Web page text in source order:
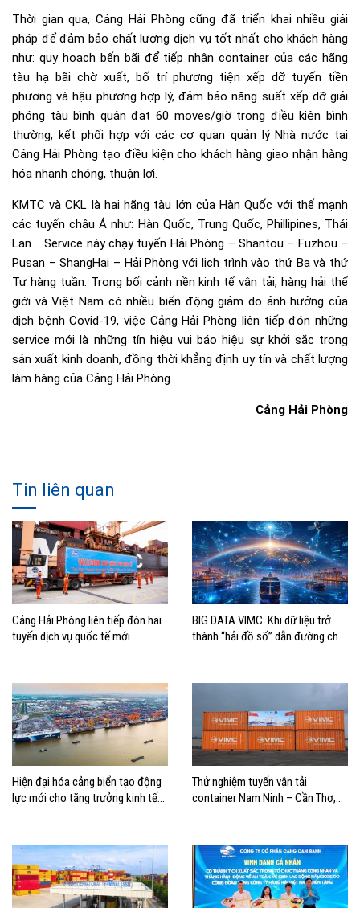
Thời gian qua, Cảng Hải Phòng cũng đã triển khai nhiều giải
pháp để đảm bảo chất lượng dịch vụ tốt nhất cho khách hàng
như: quy hoạch bến bãi để tiếp nhận container của các hãng
tàu hạ bãi chờ xuất, bố trí phương tiện xếp dỡ tuyến tiền
phương và hậu phương hợp lý, đảm bảo năng suất xếp dỡ giải
phóng tàu bình quân đạt 60 moves/giờ trong điều kiện bình
thường, kết phối hợp với các cơ quan quản lý Nhà nước tại
Cảng Hải Phòng tạo điều kiện cho khách hàng giao nhận hàng
hóa nhanh chóng, thuận lợi.
KMTC và CKL là hai hãng tàu lớn của Hàn Quốc với thế mạnh
các tuyến châu Á như: Hàn Quốc, Trung Quốc, Phillipines, Thái
Lan…. Service này chạy tuyến Hải Phòng – Shantou – Fuzhou –
Pusan – ShangHai – Hải Phòng với lịch trình vào thứ Ba và thứ
Tư hàng tuần. Trong bối cảnh nền kinh tế vận tải, hàng hải thế
giới và Việt Nam có nhiều biến động giảm do ảnh hưởng của
dịch bệnh Covid-19, việc Cảng Hải Phòng liên tiếp đón những
service mới là những tín hiệu vui báo hiệu sự khởi sắc trong
sản xuất kinh doanh, đồng thời khẳng định uy tín và chất lượng
làm hàng của Cảng Hải Phòng.
Cảng Hải Phòng
Tin liên quan
Cảng Hải Phòng liên tiếp đón hai
tuyến dịch vụ quốc tế mới
BIG DATA VIMC: Khi dữ liệu trở
thành “hải đồ số” dẫn đường cho
Hiện đại hóa cảng biển tạo động
lực mới cho tăng trưởng kinh tế
Thử nghiệm tuyến vận tải
container Nam Ninh – Cần Thơ,